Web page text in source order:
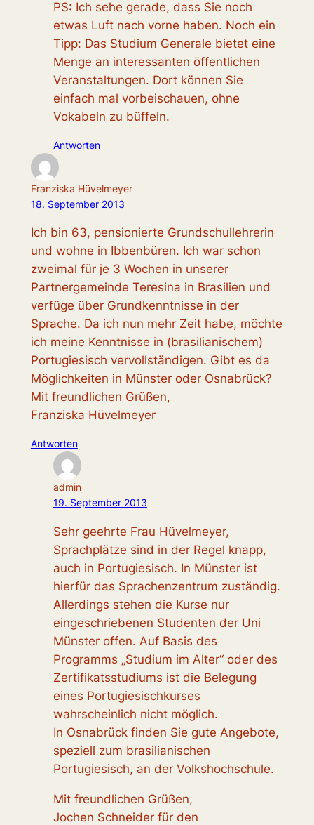
PS: Ich sehe gerade, dass Sie noch
etwas Luft nach vorne haben. Noch ein
Tipp: Das Studium Generale bietet eine
Menge an interessanten öffentlichen
Veranstaltungen. Dort können Sie
einfach mal vorbeischauen, ohne
Vokabeln zu büffeln.
Antworten
Franziska Hüvelmeyer
18. September 2013
Ich bin 63, pensionierte Grundschullehrerin
und wohne in Ibbenbüren. Ich war schon
zweimal für je 3 Wochen in unserer
Partnergemeinde Teresina in Brasilien und
verfüge über Grundkenntnisse in der
Sprache. Da ich nun mehr Zeit habe, möchte
ich meine Kenntnisse in (brasilianischem)
Portugiesisch vervollständigen. Gibt es da
Möglichkeiten in Münster oder Osnabrück?
Mit freundlichen Grüßen,
Franziska Hüvelmeyer
Antworten
admin
19. September 2013
Sehr geehrte Frau Hüvelmeyer,
Sprachplätze sind in der Regel knapp,
auch in Portugiesisch. In Münster ist
hierfür das Sprachenzentrum zuständig.
Allerdings stehen die Kurse nur
eingeschriebenen Studenten der Uni
Münster offen. Auf Basis des
Programms „Studium im Alter“ oder des
Zertifikatsstudiums ist die Belegung
eines Portugiesischkurses
wahrscheinlich nicht möglich.
In Osnabrück finden Sie gute Angebote,
speziell zum brasilianischen
Portugiesisch, an der Volkshochschule.
Mit freundlichen Grüßen,
Jochen Schneider für den